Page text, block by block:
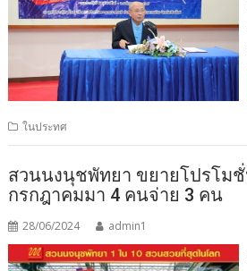
ในประทศ
สวนนงนุชพัทยา ขยายโปรโม
กรกฎาคมมา 4 คนจ่าย 3 คน
28/06/2024 admin1